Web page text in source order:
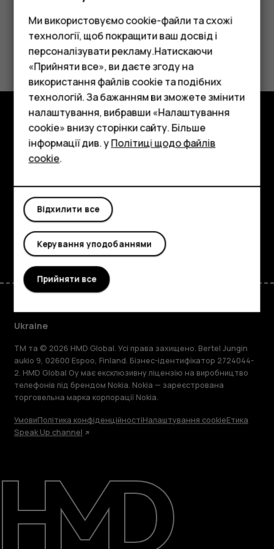
Смартфони
Фічерфони
Аксесуари
Планшети
Детальніше
Підтримка
Це було для вас корисним?
Так Ні
Огляд
Детальніше
Planet and people
Підтримка
FacebookInstagram
TiktokYoutubeLinkedin
Ukraine
TM та © 2026 HMD Global. Усі права захищено. Bertel Jungin
aukio 9, 02600 Espoo, Finland. Бізнес-ідентифікатор 2724044-
2. HMD Global Oy має ексклюзивну ліцензію на виробництво
телефонів під брендом Nokia. Nokia — зареєстрована
торговельна марка корпорації Nokia.
УмовиПолітика конфіденційностіНалаштування cookieЕтика
Speak Up channel
Ми використовуємо cookie-файли та схожі
технології, щоб покращити ваш досвід і
персоналізувати рекламу.Натискаючи
«Прийняти все», ви даєте згоду на
використання файлів cookie та подібних
технологій. За бажанням ви зможете змінити
налаштування, вибравши «Налаштування
cookie» внизу сторінки сайту. Більше
інформації див. уПолітиці щодо файлів
cookie.
Відхилити все
Керування уподобаннями
Прийняти все